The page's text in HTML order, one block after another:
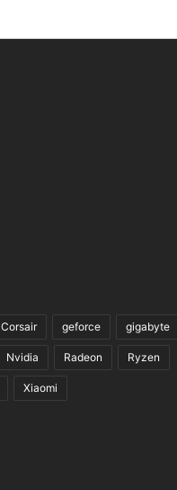
Corsair geforce gigabyte
Nvidia Radeon Ryzen
Xiaomi